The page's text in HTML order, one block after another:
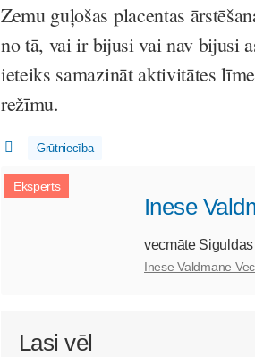
Zemu guļošas placentas
no tā, vai ir bijusi vai nav bijusi
ieteiks samazināt aktivitātes
režīmu.
Grūtniecība
Eksperts
Inese
vecmāte
Inese Valdmane
Lasi vēl